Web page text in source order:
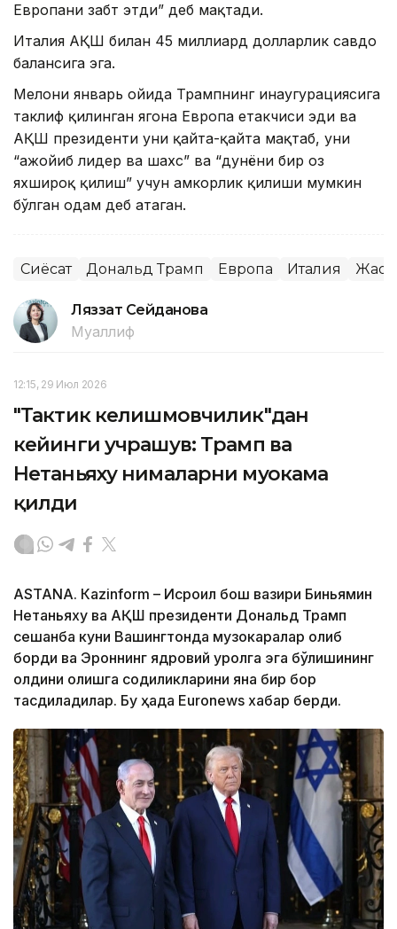
Европани забт этди” деб мақтади.
Италия АҚШ билан 45 миллиард долларлик савдо
балансига эга.
Мелони январь ойида Трампнинг инаугурациясига
таклиф қилинган ягона Европа етакчиси эди ва
АҚШ президенти уни қайта-қайта мақтаб, уни
“ажойиб лидер ва шахс” ва “дунёни бир оз
яхшироқ қилиш” учун ҳамкорлик қилиши мумкин
бўлган одам деб атаган.
Сиёсат Дональд Трамп Европа Италия
Ляззат Сейданова
Муаллиф
12:15, 29 Июл 2026
"Тактик келишмовчилик"дан
кейинги учрашув: Трамп ва
Нетаньяху нималарни муҳокама
қилди
ASTANА. Кazinform – Исроил бош вазири Биньямин
Нетаньяху ва АҚШ президенти Дональд Трамп
сешанба куни Вашингтонда музокаралар олиб
борди ва Эроннинг ядровий қуролга эга бўлишининг
олдини олишга содиқликларини яна бир бор
тасдиқладилар. Бу ҳақда Euronews хабар берди.